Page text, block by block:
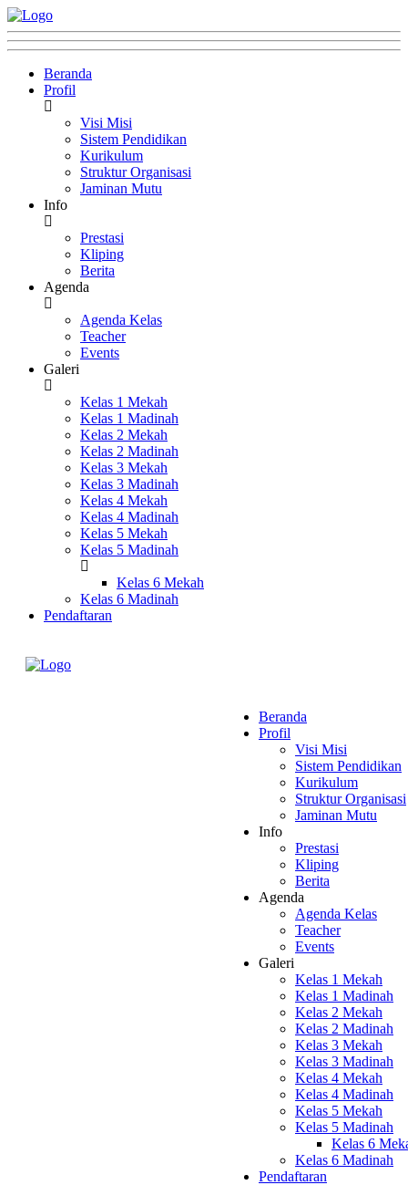
Beranda
Profil
Visi Misi
Sistem Pendidikan
Kurikulum
Struktur Organisasi
Jaminan Mutu
Info
Prestasi
Kliping
Berita
Agenda
Agenda Kelas
Teacher
Events
Galeri
Kelas 1 Mekah
Kelas 1 Madinah
Kelas 2 Mekah
Kelas 2 Madinah
Kelas 3 Mekah
Kelas 3 Madinah
Kelas 4 Mekah
Kelas 4 Madinah
Kelas 5 Mekah
Kelas 5 Madinah
Kelas 6 Mekah
Kelas 6 Madinah
Pendaftaran
Beranda
Profil
Visi Misi
Sistem Pendidikan
Kurikulum
Struktur Organisasi
Jaminan Mutu
Info
Prestasi
Kliping
Berita
Agenda
Agenda Kelas
Teacher
Events
Galeri
Kelas 1 Mekah
Kelas 1 Madinah
Kelas 2 Mekah
Kelas 2 Madinah
Kelas 3 Mekah
Kelas 3 Madinah
Kelas 4 Mekah
Kelas 4 Madinah
Kelas 5 Mekah
Kelas 5 Madinah
Kelas 6
Kelas 6 Madinah
Pendaftaran